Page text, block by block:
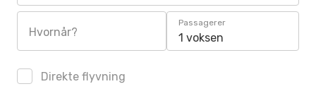
Hvornår?
Passagerer
1 voksen
Direkte flyvning